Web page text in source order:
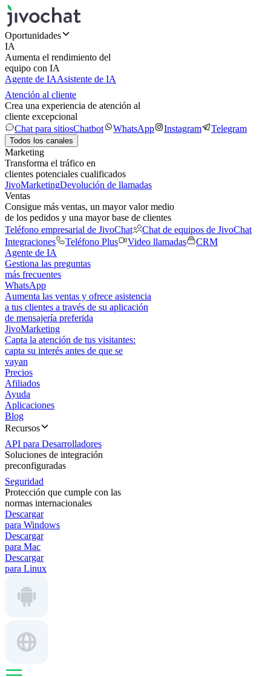
Oportunidades
IA
Aumenta el rendimiento del
equipo con IA
Agente de IAAsistente de IA
Atención al cliente
Crea una experiencia de atención al
cliente excepcional
Chat para sitiosChatbot WhatsApp Instagram Telegram
Todos los canales
Marketing
Transforma el tráfico en
clientes potenciales cualificados
JivoMarketingDevolución de llamadas
Ventas
Consigue más ventas, un mayor valor medio
de los pedidos y una mayor base de clientes
Teléfono empresarial de JivoChat
Chat de equipos de JivoChat
Integraciones
Teléfono Plus Video llamadas
CRM
Agente de IA
Gestiona las preguntas
más frecuentes
WhatsApp
Aumenta las ventas y ofrece asistencia
a tus clientes a través de su aplicación
de mensajería preferida
JivoMarketing
Capta la atención de tus visitantes:
capta su interés antes de que se
vayan
Precios
Afiliados
Ayuda
Aplicaciones
Blog
Recursos
API para Desarrolladores
Soluciones de integración
preconfiguradas
Seguridad
Protección que cumple con las
normas internacionales
Descargar
para Windows
Descargar
para Mac
Descargar
para Linux